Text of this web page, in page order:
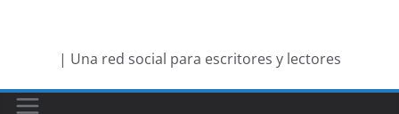
| Una red social para escritores y lectores